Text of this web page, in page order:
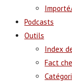
Podcasts
Outils
Index
Fact